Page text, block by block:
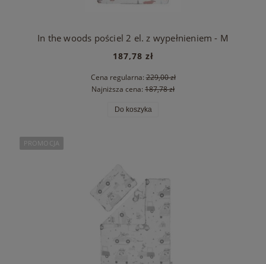
In the woods pościel 2 el. z wypełnieniem - M
187,78 zł
Cena regularna:229,00 zł
Najniższa cena: 187,78 zł
Do koszyka
PROMOCJA